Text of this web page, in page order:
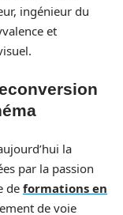
ingénieur du
et
la
par la passion
de formations en
de voie